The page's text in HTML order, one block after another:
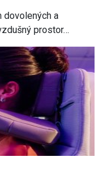
dovolených a
prostor…